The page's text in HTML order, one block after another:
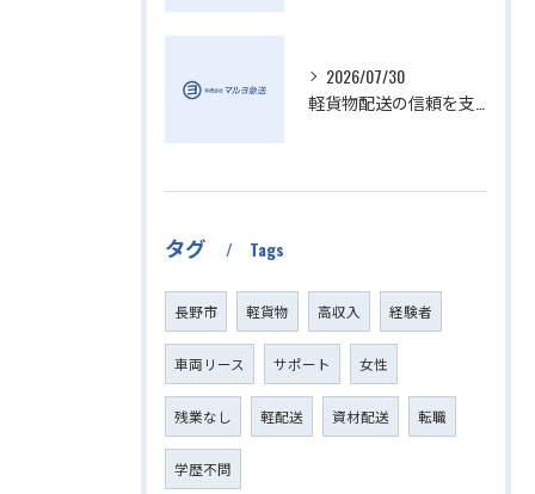
2026/07/30
タグ Tags
長野市 軽貨物 高収入 経験者
車両リース サポート 女性
残業なし 軽配送 資材配送 転職
学歴不問